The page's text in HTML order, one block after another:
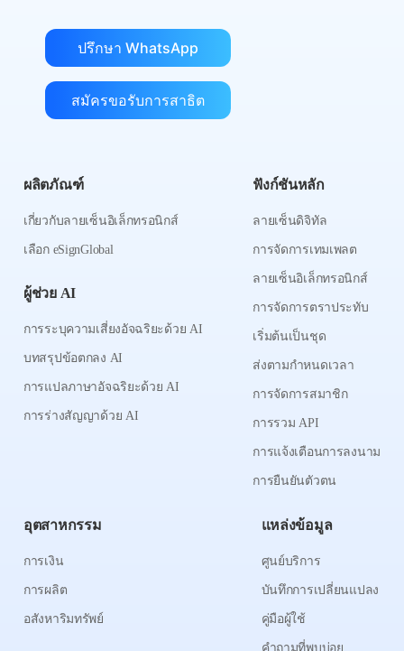
ปรึกษา WhatsApp
สมัครขอรับการสาธิต
ผลิตภัณฑ์
เกี่ยวกับลายเซ็นอิเล็กทรอนิกส์
เลือก eSignGlobal
ผู้ช่วย AI
การระบุความเสี่ยงอัจฉริยะด้วย AI
บทสรุปข้อตกลง AI
การแปลภาษาอัจฉริยะด้วย AI
การร่างสัญญาด้วย AI
ฟังก์ชันหลัก
ลายเซ็นดิจิทัล
การจัดการเทมเพลต
ลายเซ็นอิเล็กทรอนิกส์
การจัดการตราประทับ
เริ่มต้นเป็นชุด
ส่งตามกำหนดเวลา
การจัดการสมาชิก
การรวม API
การแจ้งเตือนการลงนาม
การยืนยันตัวตน
อุตสาหกรรม
การเงิน
การผลิต
อสังหาริมทรัพย์
แหล่งข้อมูล
ศูนย์บริการ
บันทึกการเปลี่ยนแปลง
คู่มือผู้ใช้
คำถามที่พบบ่อย